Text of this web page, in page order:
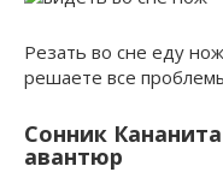
Резать во сне еду
решаете все
Сонник
авантюр